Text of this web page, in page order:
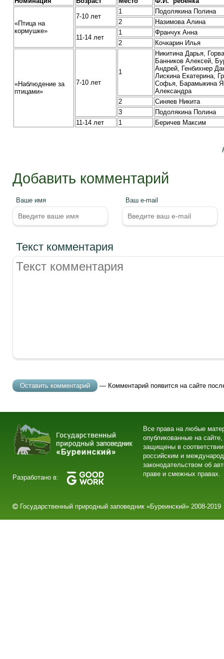
«Птица на
кормушке»
7-10 лет
1
Подолякина Полина
2
Назимова Алина
11-14 лет
1
Франчук Анна
2
Кочкарин Илья
«Наблюдение за
птицами»
7-10 лет
1
Никитина Дарья,
Банников Алексей,
Андрей, Генбихнер
Лискина Екатерина,
Софья, Барамыкина
Александра
2
Синяев Никита
3
Подолякина Полина
11-14 лет
1 Беричев Максим
Добавить комментарий
Ваше имя Ваш e-mail
Текст комментария
— Комментарий появится на сайте
Разработано в:
Все права на любые
опубликованные на сайте,
защищены в
российским и
законодательством об
праве и смежных правах.
Государственный природный заповедник «Буреинский» 2008-2019